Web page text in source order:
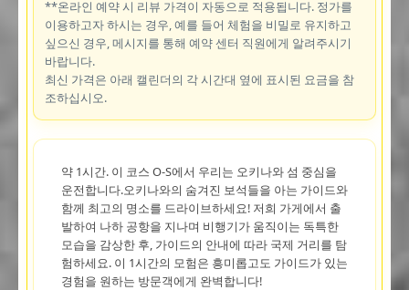
**온라인 예약 시 리뷰 가격이 자동으로 적용됩니다. 정가를
이용하고자 하시는 경우, 예를 들어 체험을 비밀로 유지하고
싶으신 경우, 메시지를 통해 예약 센터 직원에게 알려주시기
바랍니다.
최신 가격은 아래 캘린더의 각 시간대 옆에 표시된 요금을 참
조하십시오.
약 1시간. 이 코스 O-S에서 우리는 오키나와 섬 중심을
운전합니다.오키나와의 숨겨진 보석들을 아는 가이드와
함께 최고의 명소를 드라이브하세요! 저희 가게에서 출
발하여 나하 공항을 지나며 비행기가 움직이는 독특한
모습을 감상한 후, 가이드의 안내에 따라 국제 거리를 탐
험하세요. 이 1시간의 모험은 흥미롭고도 가이드가 있는
경험을 원하는 방문객에게 완벽합니다!